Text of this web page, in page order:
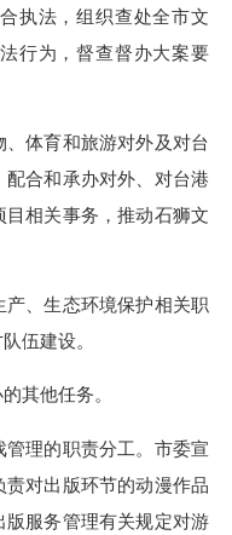
法，组织查处全市文
行为，督查督办大案要
体育和旅游对外及对台
合和承办对外、对台港
相关事务，推动石狮文
、生态环境保护相关职
伍建设。
其他任务。
理的职责分工。市委宣
对出版环节的动漫作品
版服务管理有关规定对游